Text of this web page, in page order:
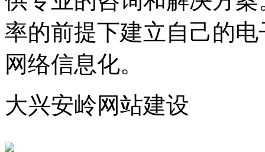
率的前提下建立自己的
网络信息化。
大兴安岭网站建设